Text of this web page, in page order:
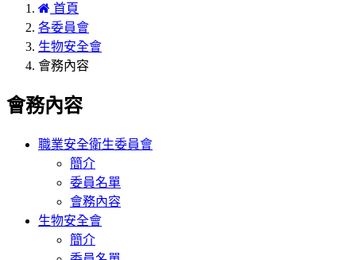
首頁
各委員會
生物安全會
會務內容
會務內容
職業安全衛生委員會
簡介
委員名單
會務內容
生物安全會
簡介